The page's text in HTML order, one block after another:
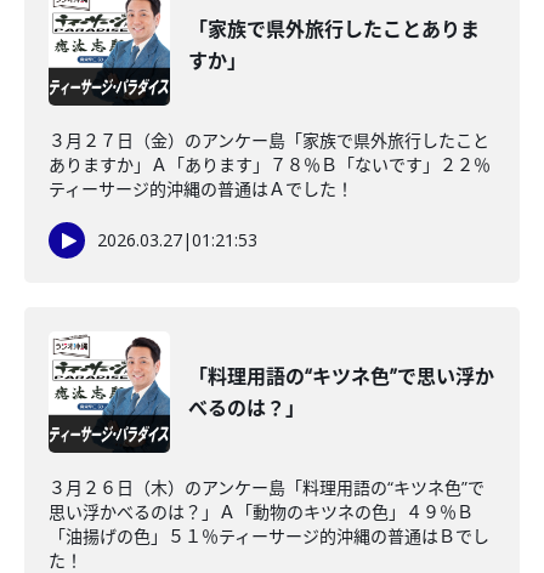
「家族で県外旅行したことありま
すか」
３月２７日（金）のアンケー島「家族で県外旅行したこと
ありますか」Ａ「あります」７８％Ｂ「ないです」２２％
ティーサージ的沖縄の普通はＡでした！
2026.03.27|01:21:53
「料理用語の“キツネ色”で思い浮か
べるのは？」
３月２６日（木）のアンケー島「料理用語の“キツネ色”で
思い浮かべるのは？」Ａ「動物のキツネの色」４９％Ｂ
「油揚げの色」５１％ティーサージ的沖縄の普通はＢでし
た！